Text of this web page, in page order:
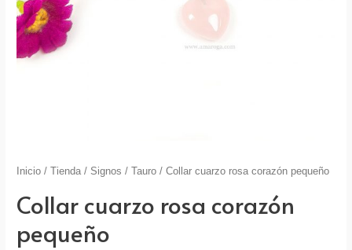
Inicio /Tienda / Signos /Tauro / Collar cuarzo rosa corazón pequeño
Collar cuarzo rosa corazón
pequeño